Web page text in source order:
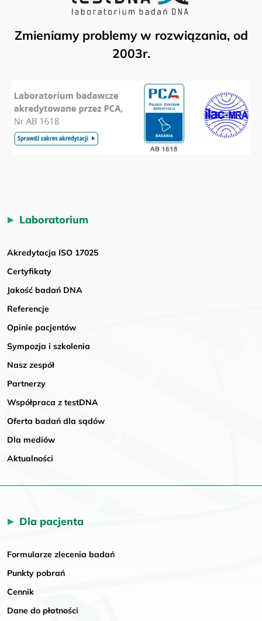
Zmieniamy problemy w rozwiązania, od
2003r.
Laboratorium
Akredytacja ISO 17025
Certyfikaty
Jakość badań DNA
Referencje
Opinie pacjentów
Sympozja i szkolenia
Nasz zespół
Partnerzy
Współpraca z testDNA
Oferta badań dla sądów
Dla mediów
Aktualności
Dla pacjenta
Formularze zlecenia badań
Punkty pobrań
Cennik
Dane do płatności